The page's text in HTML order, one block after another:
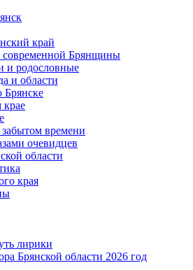
край
Брянщины
и родословные
и области
времени
очевидцев
области
края
лирики
Брянской области 2026 год